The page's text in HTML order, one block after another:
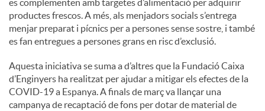
es complementen amb targetes d’alimentació per adquirir
productes frescos. A més, als menjadors socials s’entrega
menjar preparat i pícnics per a persones sense sostre, i també
es fan entregues a persones grans en risc d’exclusió.
Aquesta iniciativa se suma a d’altres que la Fundació Caixa
d’Enginyers ha realitzat per ajudar a mitigar els efectes de la
COVID-19 a Espanya. A finals de març va llançar una
campanya de recaptació de fons per dotar de material de